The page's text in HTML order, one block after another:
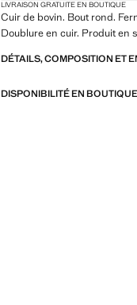
LIVRAISON GRATUITE EN BOUTIQUE
Cuir de bovin. Bout rond.
Doublure en cuir. Produit en
DÉTAILS, COMPOSITION ET
DISPONIBILITÉ EN BOUTIQUE